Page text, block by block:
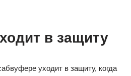
в защиту
уходит в защиту, когда